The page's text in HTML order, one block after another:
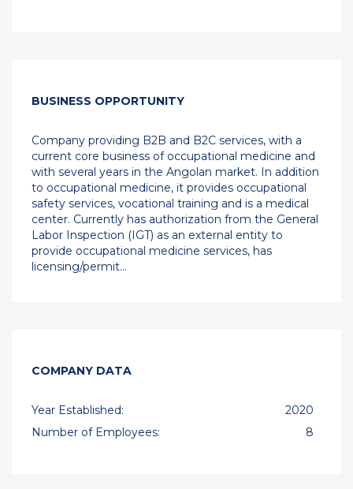
BUSINESS OPPORTUNITY
Company providing B2B and B2C services, with a
current core business of occupational medicine and
with several years in the Angolan market. In addition
to occupational medicine, it provides occupational
safety services, vocational training and is a medical
center. Currently has authorization from the General
Labor Inspection (IGT) as an external entity to
provide occupational medicine services, has
licensing/permit…
COMPANY DATA
Year Established:
2020
Number of Employees:
8